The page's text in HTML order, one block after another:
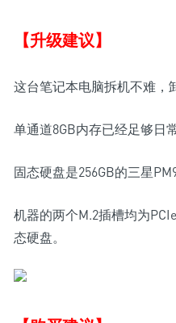
【升级建议】
这台笔记本电脑拆机不难，
单通道8GB内存已经足够日
固态硬盘是256GB的三星
机器的两个M.2插槽均为
态硬盘。